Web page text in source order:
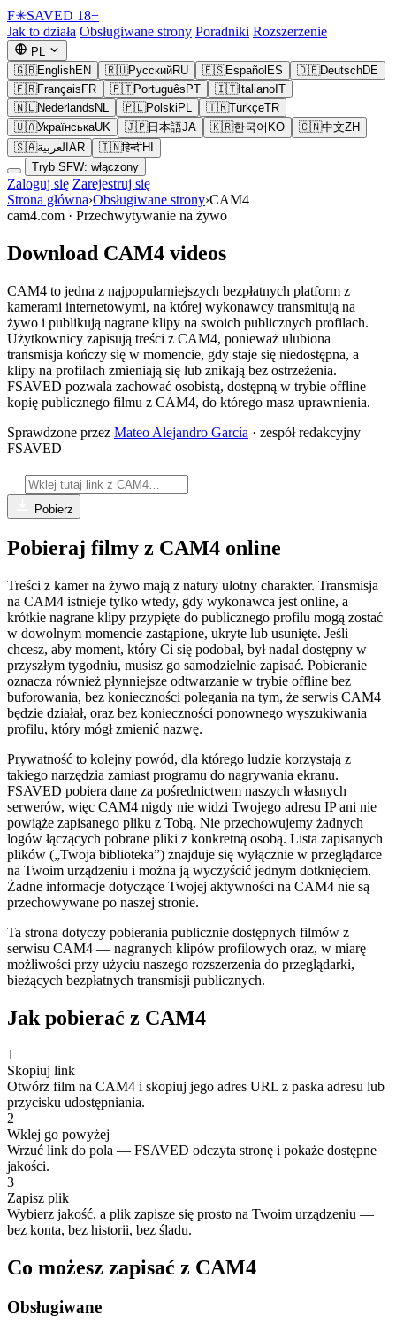
F✳SAVED 18+
Jak to działa Obsługiwane strony Poradniki Rozszerzenie
PL
🇬🇧EnglishEN 🇷🇺РусскийRU 🇪🇸Español ES 🇩🇪DeutschDE
🇫🇷Français FR 🇵🇹Português PT 🇮🇹Italiano IT
🇳🇱Nederlands NL 🇵🇱Polski PL 🇹🇷TürkçeTR
🇺🇦УкраїнськаUK 🇯🇵日本語JA 🇰🇷한국어 KO 🇨🇳中文ZH
🇸🇦العربية AR 🇮🇳हिन्दीHI
Tryb SFW: włączony
Zaloguj się Zarejestruj się
Strona główna›Obsługiwane strony›CAM4
cam4.com · Przechwytywanie na żywo
Download CAM4 videos
CAM4 to jedna z najpopularniejszych bezpłatnych platform z
kamerami internetowymi, na której wykonawcy transmitują na
żywo i publikują nagrane klipy na swoich publicznych profilach.
Użytkownicy zapisują treści z CAM4, ponieważ ulubiona
transmisja kończy się w momencie, gdy staje się niedostępna, a
klipy na profilach zmieniają się lub znikają bez ostrzeżenia.
FSAVED pozwala zachować osobistą, dostępną w trybie offline
kopię publicznego filmu z CAM4, do którego masz uprawnienia.
Sprawdzone przez Mateo Alejandro García · zespół redakcyjny
FSAVED
Pobierz
Pobieraj filmy z CAM4 online
Treści z kamer na żywo mają z natury ulotny charakter. Transmisja
na CAM4 istnieje tylko wtedy, gdy wykonawca jest online, a
krótkie nagrane klipy przypięte do publicznego profilu mogą zostać
w dowolnym momencie zastąpione, ukryte lub usunięte. Jeśli
chcesz, aby moment, który Ci się podobał, był nadal dostępny w
przyszłym tygodniu, musisz go samodzielnie zapisać. Pobieranie
oznacza również płynniejsze odtwarzanie w trybie offline bez
buforowania, bez konieczności polegania na tym, że serwis CAM4
będzie działał, oraz bez konieczności ponownego wyszukiwania
profilu, który mógł zmienić nazwę.
Prywatność to kolejny powód, dla którego ludzie korzystają z
takiego narzędzia zamiast programu do nagrywania ekranu.
FSAVED pobiera dane za pośrednictwem naszych własnych
serwerów, więc CAM4 nigdy nie widzi Twojego adresu IP ani nie
powiąże zapisanego pliku z Tobą. Nie przechowujemy żadnych
logów łączących pobrane pliki z konkretną osobą. Lista zapisanych
plików („Twoja biblioteka”) znajduje się wyłącznie w przeglądarce
na Twoim urządzeniu i można ją wyczyścić jednym dotknięciem.
Żadne informacje dotyczące Twojej aktywności na CAM4 nie są
przechowywane po naszej stronie.
Ta strona dotyczy pobierania publicznie dostępnych filmów z
serwisu CAM4 — nagranych klipów profilowych oraz, w miarę
możliwości przy użyciu naszego rozszerzenia do przeglądarki,
bieżących bezpłatnych transmisji publicznych.
Jak pobierać z CAM4
1
Skopiuj link
Otwórz film na CAM4 i skopiuj jego adres URL z paska adresu lub
przycisku udostępniania.
2
Wklej go powyżej
Wrzuć link do pola — FSAVED odczyta stronę i pokaże dostępne
jakości.
3
Zapisz plik
Wybierz jakość, a plik zapisze się prosto na Twoim urządzeniu —
bez konta, bez historii, bez śladu.
Co możesz zapisać z CAM4
Obsługiwane